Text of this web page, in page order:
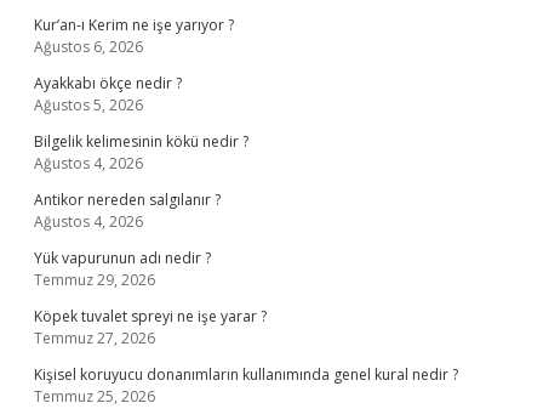
Kur’an-ı Kerim ne işe yarıyor ?
Ağustos 6, 2026
Ayakkabı ökçe nedir ?
Ağustos 5, 2026
Bilgelik kelimesinin kökü nedir ?
Ağustos 4, 2026
Antikor nereden salgılanır ?
Ağustos 4, 2026
Yük vapurunun adı nedir ?
Temmuz 29, 2026
Köpek tuvalet spreyi ne işe yarar ?
Temmuz 27, 2026
Kişisel koruyucu donanımların kullanımında genel kural nedir ?
Temmuz 25, 2026